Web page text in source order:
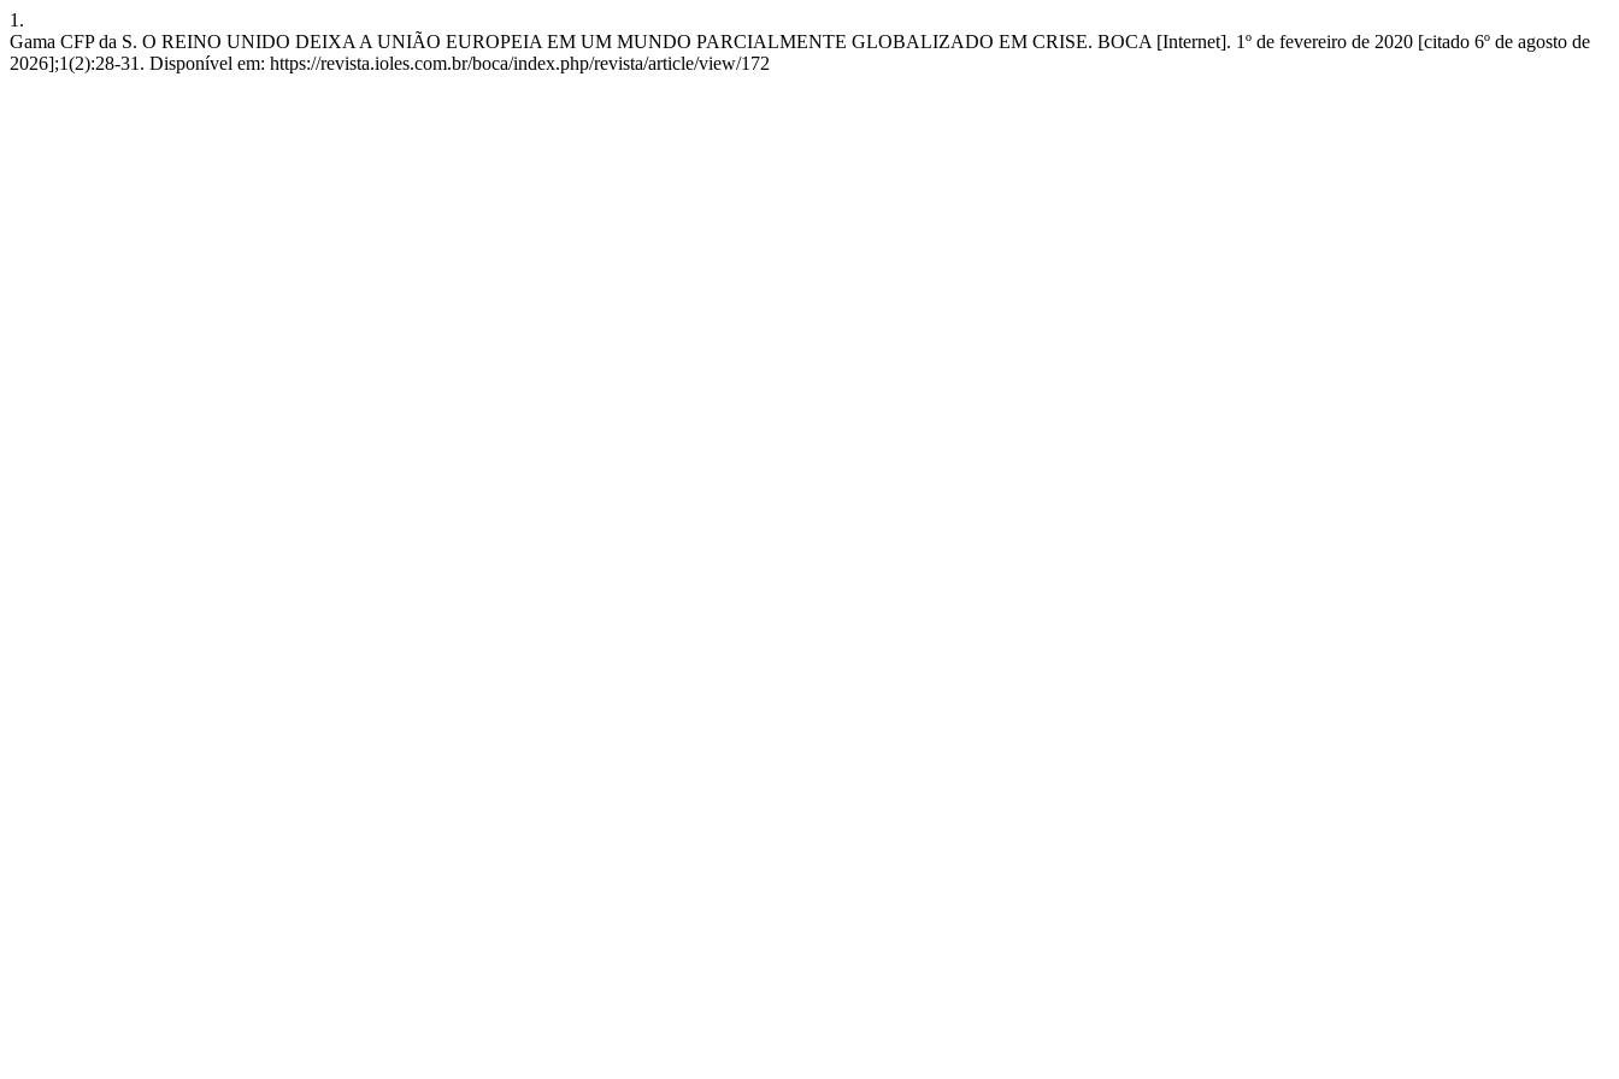
1.
Gama CFP da S. O REINO UNIDO DEIXA A UNIÃO EUROPEIA EM UM MUNDO PARCIALMENTE GLOBALIZADO EM CRISE. BOCA [Internet]. 1º de fevereiro de 2020 [citado 6º de agosto de
2026];1(2):28-31. Disponível em: https://revista.ioles.com.br/boca/index.php/revista/article/view/172